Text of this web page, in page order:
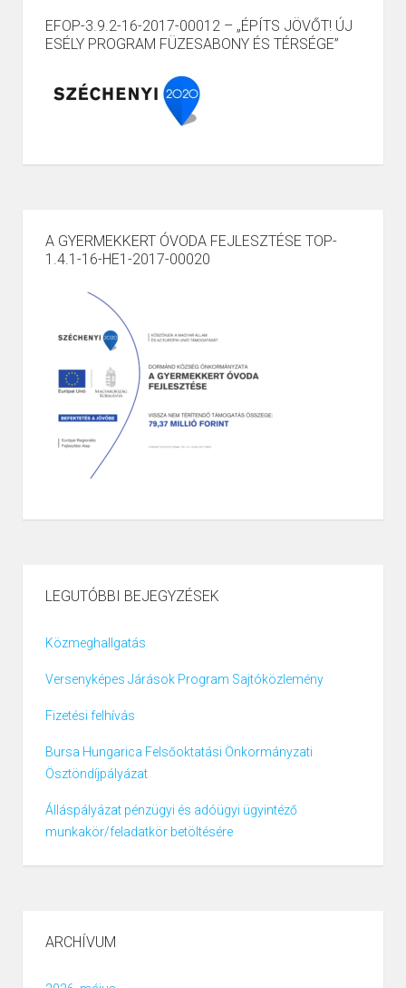
EFOP-3.9.2-16-2017-00012 – „ÉPÍTS JÖVŐT! ÚJ
ESÉLY PROGRAM FÜZESABONY ÉS TÉRSÉGE”
A GYERMEKKERT ÓVODA FEJLESZTÉSE TOP-
1.4.1-16-HE1-2017-00020
LEGUTÓBBI BEJEGYZÉSEK
Közmeghallgatás
Versenyképes Járások Program Sajtóközlemény
Fizetési felhívás
Bursa Hungarica Felsőoktatási Önkormányzati
Ösztöndíjpályázat
Álláspályázat pénzügyi és adóügyi ügyintéző
munkakör/feladatkör betöltésére
ARCHÍVUM